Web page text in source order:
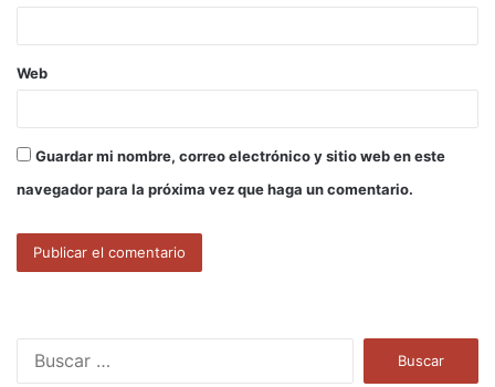
*
Web
Guardar mi nombre, correo electrónico y sitio web en este
navegador para la próxima vez que haga un comentario.